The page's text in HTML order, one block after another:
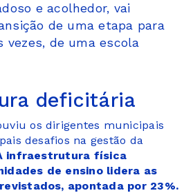
e acolhedor, vai
de uma etapa para
vezes, de uma escola
deficitária
os dirigentes municipais
desafios na gestão da
infraestrutura física
de ensino lidera as
apontada por 23%.